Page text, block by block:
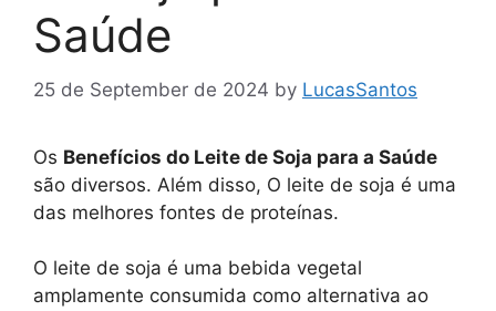
Saúde
25 de September de 2024 by LucasSantos
Os Benefícios do Leite de Soja para a Saúde
são diversos. Além disso, O leite de soja é uma
das melhores fontes de proteínas.
O leite de soja é uma bebida vegetal
amplamente consumida como alternativa ao